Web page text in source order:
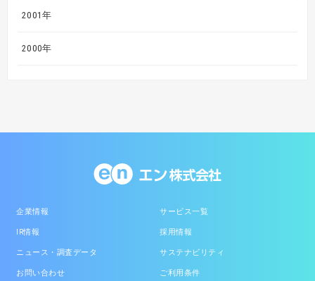
2001年
2000年
企業情報 サービス一覧
IR情報 採用情報
ニュース・調査データ サステナビリティ
お問い合わせ ご利用条件